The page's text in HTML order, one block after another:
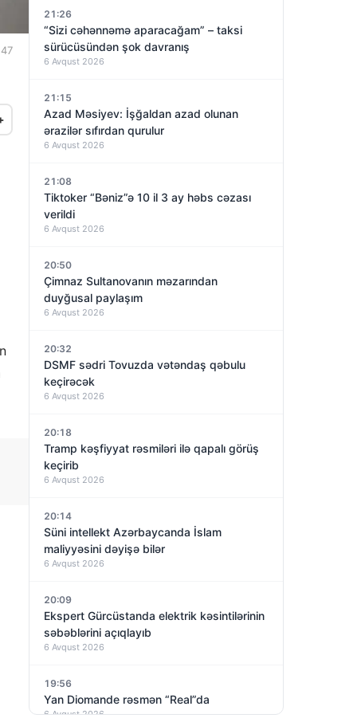
21:26
“Sizi cəhənnəmə aparacağam” – taksi
sürücüsündən şok davranış
6 Avqust 2026
21:15
Azad Məsiyev: İşğaldan azad olunan
ərazilər sıfırdan qurulur
6 Avqust 2026
21:08
Tiktoker “Bəniz”ə 10 il 3 ay həbs cəzası
verildi
6 Avqust 2026
20:50
Çimnaz Sultanovanın məzarından
duyğusal paylaşım
6 Avqust 2026
20:32
DSMF sədri Tovuzda vətəndaş qəbulu
keçirəcək
6 Avqust 2026
20:18
Tramp kəşfiyyat rəsmiləri ilə qapalı görüş
keçirib
6 Avqust 2026
20:14
Süni intellekt Azərbaycanda İslam
maliyyəsini dəyişə bilər
6 Avqust 2026
20:09
Ekspert Gürcüstanda elektrik kəsintilərinin
səbəblərini açıqlayıb
6 Avqust 2026
19:56
Yan Diomande rəsmən “Real”da
6 Avqust 2026